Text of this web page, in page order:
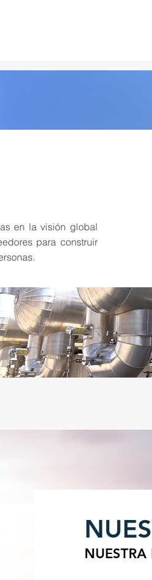
en la visión global
para construir